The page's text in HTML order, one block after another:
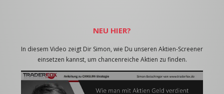
NEU HIER?
In diesem Video zeigt Dir Simon, wie Du unseren Aktien-Screener
einsetzen kannst, um chancenreiche Aktien zu finden.